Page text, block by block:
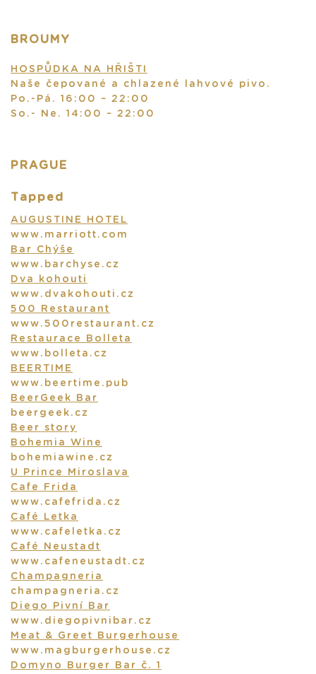
BROUMY
HOSPŮDKA NA HŘIŠTI
Naše čepované a chlazené lahvové pivo.
Po.-Pá. 16:00 – 22:00
So.- Ne. 14:00 – 22:00
PRAGUE
Tapped
AUGUSTINE HOTEL
www.marriott.com
Bar Chýše
www.barchyse.cz
Dva kohouti
www.dvakohouti.cz
500 Restaurant
www.500restaurant.cz
Restaurace Bolleta
www.bolleta.cz
BEERTIME
www.beertime.pub
BeerGeek Bar
beergeek.cz
Beer story
Bohemia Wine
bohemiawine.cz
U Prince Miroslava
Cafe Frida
www.cafefrida.cz
Café Letka
www.cafeletka.cz
Café Neustadt
www.cafeneustadt.cz
Champagneria
champagneria.cz
Diego Pivní Bar
www.diegopivnibar.cz
Meat & Greet Burgerhouse
www.magburgerhouse.cz
Domyno Burger Bar č. 1